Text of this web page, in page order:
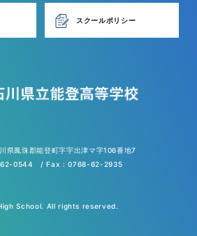
スクールポリシー
県鳳珠郡能登町字宇出津マ字106番地7
62-0544 / Fax : 0768-62-2935
School. All rights reserved.